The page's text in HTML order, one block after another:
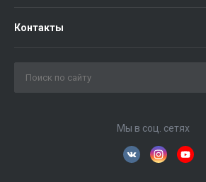
Контакты
Мы в соц. сетях